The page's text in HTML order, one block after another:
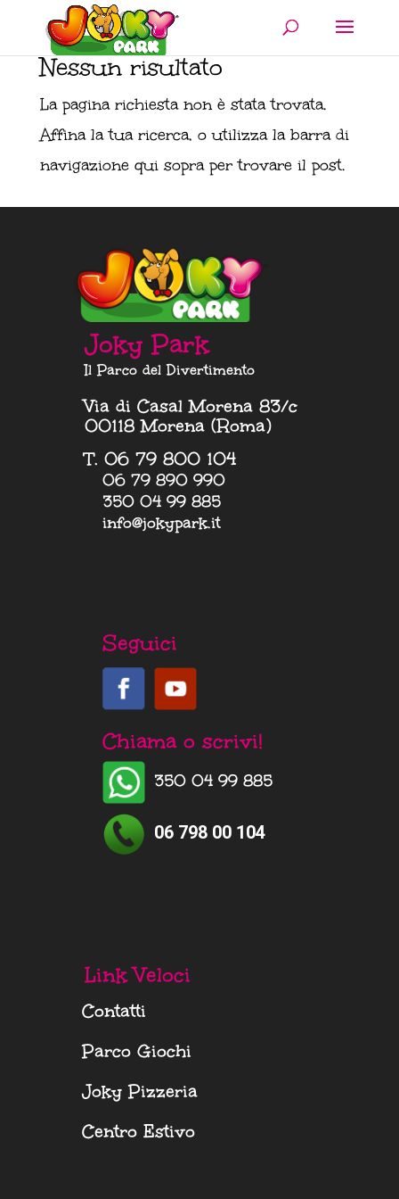
Nessun risultato
La pagina richiesta non è stata trovata.
Affina la tua ricerca, o utilizza la barra di
navigazione qui sopra per trovare il post.
Joky Park
Il Parco del Divertimento
Via di Casal Morena 83/c
00118 Morena (Roma)
T. 06 79 800 104
06 79 890 990
350 04 99 885
info@jokypark.it
Seguici
Chiama o scrivi!
350 04 99 885
06 798 00 104
Link Veloci
Contatti
Parco Giochi
Joky Pizzeria
Centro Estivo